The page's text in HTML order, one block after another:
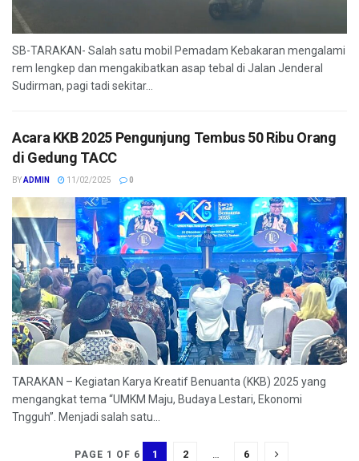
SB-TARAKAN- Salah satu mobil Pemadam Kebakaran mengalami
rem lengkep dan mengakibatkan asap tebal di Jalan Jenderal
Sudirman, pagi tadi sekitar...
Acara KKB 2025 Pengunjung Tembus 50 Ribu Orang
di Gedung TACC
BYADMIN 11/02/2025 0
TARAKAN – Kegiatan Karya Kreatif Benuanta (KKB) 2025 yang
mengangkat tema “UMKM Maju, Budaya Lestari, Ekonomi
Tngguh”. Menjadi salah satu...
PAGE 1 OF 6 1 2 … 6